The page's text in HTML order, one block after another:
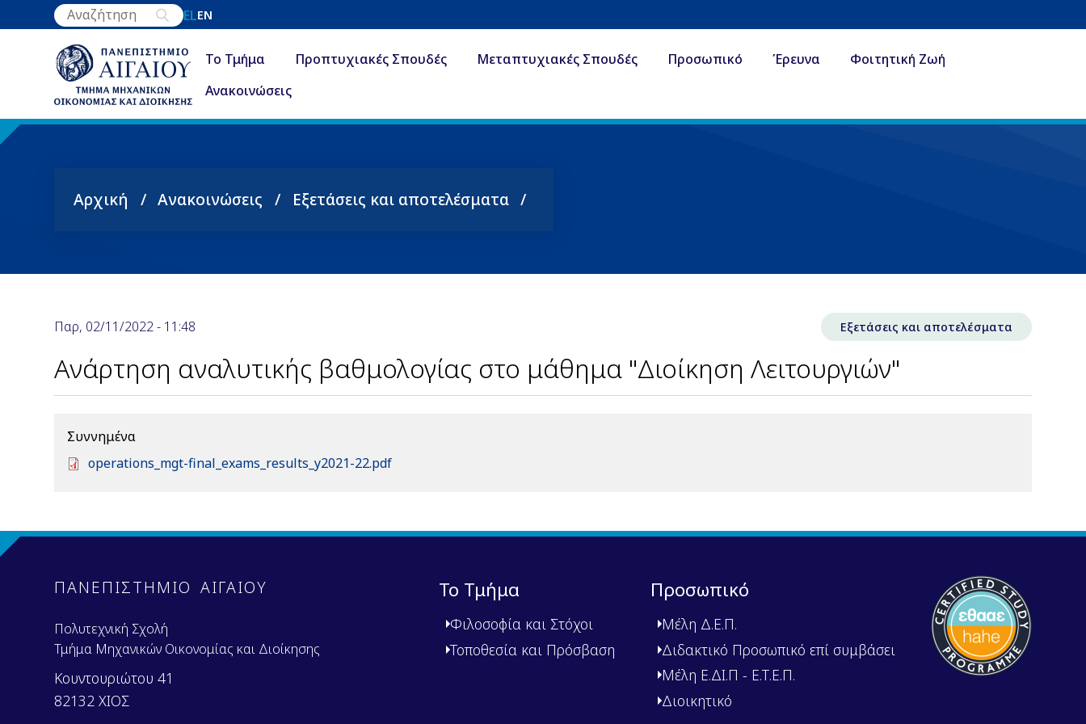
Παράκαμψη
προς
περιεχόμενο
ELEN
Το Τμήμα Προπτυχιακές Σπουδές Μεταπτυχιακές Σπουδές Προσωπικό Έρευνα
Φοιτητική Ζωή
Ανακοινώσεις
Breadcrumb
Αρχική Ανακοινώσεις Εξετάσεις και αποτελέσματα
Παρ, 02/11/2022 - 11:48 Εξετάσεις και αποτελέσματα
Ανάρτηση αναλυτικής βαθμολογίας στο μάθημα "Διοίκηση Λειτουργιών"
Συννημένα
D
n
operations_mgt-final_exams_results_y2021-22.pdf
ΠΑΝΕΠΙΣΤΗΜΙΟ ΑΙΓΑΙΟΥ
Πολυτεχνική Σχολή
Τμήμα Μηχανικών Οικονομίας και Διοίκησης
Κουντουριώτου 41
82132 ΧΙΟΣ
Το Τμήμα
Φιλοσοφία και Στόχοι
Τοποθεσία και Πρόσβαση
Προσωπικό
Μέλη Δ.Ε.Π.
Διδακτικό Προσωπικό επί συμβάσει
Μέλη Ε.ΔΙ.Π - Ε.Τ.Ε.Π.
Διοικητικό